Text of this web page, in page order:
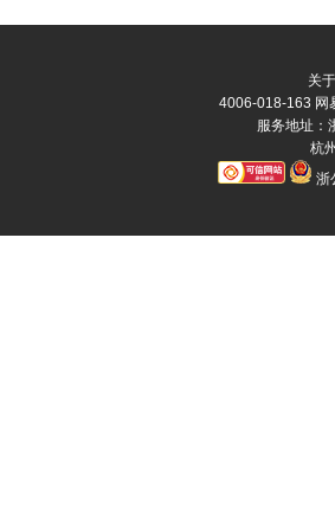
关
4006-018-163 网
服务地址：
杭
浙